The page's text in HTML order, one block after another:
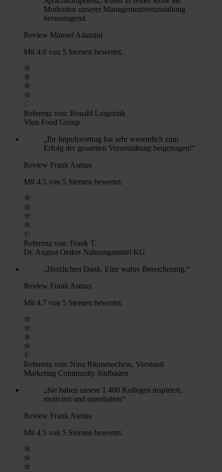
Moderator unserer Managementveranstaltung
herausragend.
Review Manuel Adamini
Mit 4.0 von 5 Sternen bewertet.
Referenz von: Ronald Lotgerink
Vion Food Group
„Ihr Impulsvortrag hat sehr wesentlich zum
Erfolg der gesamten Veranstaltung beigetragen!“
Review Frank Asmus
Mit 4.5 von 5 Sternen bewertet.
Referenz von: Frank T.
Dr. August Oetker Nahrungsmittel KG
„Herzlichen Dank. Eine wahre Bereicherung.“
Review Frank Asmus
Mit 4.7 von 5 Sternen bewertet.
Referenz von: Nina Blumenschein, Vorstand
Marketing Community Südbaden
„Sie haben unsere 1.400 Kollegen inspiriert,
motiviert und unterhalten“
Review Frank Asmus
Mit 4.5 von 5 Sternen bewertet.